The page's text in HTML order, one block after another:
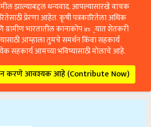
झाल्याबद्दल धन्यवाद. आपल्यासारखे वाचक
प्रेरणा आहेत. कृषी पत्रकारितेला अधिक
भारतातील कानाकोप in्यात शेतकरी
आम्हाला तुमचे समर्थन किंवा सहकार्य
आमच्या भविष्यासाठी मोलाचे आहे.
करणे आवश्यक आहे (Contribute Now)